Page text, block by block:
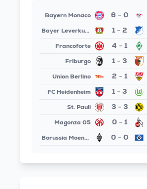
Bayern Monaco 6 - 0
Bayer Leverkusen
1- 2
Francoforte
4 - 1
Friburgo
1 - 3
Union Berlino
2 - 1
FC Heidenheim
1 - 3
St. Pauli
3- 3
Magonza 05
0- 1
Borussia Moenchengladbach
0- 0